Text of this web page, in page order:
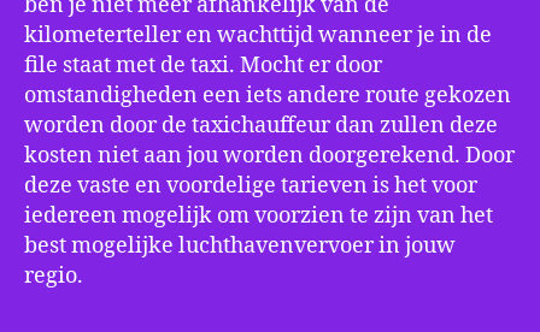
kilometerteller en wachttijd wanneer je in de
file staat met de taxi. Mocht er door
omstandigheden een iets andere route gekozen
worden door de taxichauffeur dan zullen deze
kosten niet aan jou worden doorgerekend. Door
deze vaste en voordelige tarieven is het voor
iedereen mogelijk om voorzien te zijn van het
best mogelijke luchthavenvervoer in jouw
regio.